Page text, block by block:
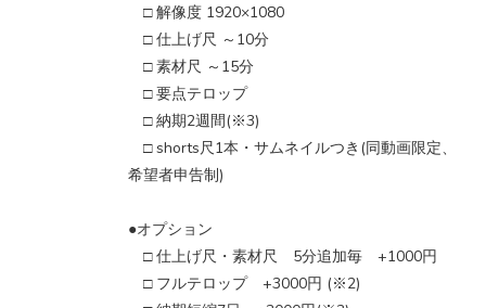
□ 解像度 1920×1080
□ 仕上げ尺 ～10分
□ 素材尺 ～15分
□ 要点テロップ
□ 納期2週間(※3)
□ shorts尺1本・サムネイルつき(同動画限定、
希望者申告制)
●オプション
□ 仕上げ尺・素材尺 5分追加毎 +1000円
□ フルテロップ +3000円 (※2)